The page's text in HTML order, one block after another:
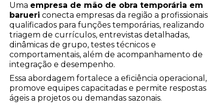
Uma empresa de mão de obra temporária em
barueri conecta empresas da região a profissionais
qualificados para funções temporárias, realizando
triagem de currículos, entrevistas detalhadas,
dinâmicas de grupo, testes técnicos e
comportamentais, além de acompanhamento de
integração e desempenho.
Essa abordagem fortalece a eficiência operacional,
promove equipes capacitadas e permite respostas
ágeis a projetos ou demandas sazonais.